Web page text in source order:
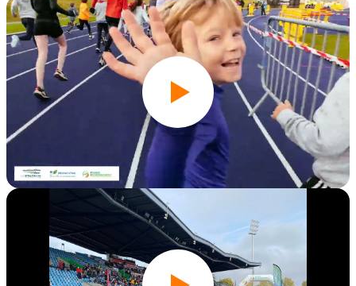
Édition 2025
Édition 2024